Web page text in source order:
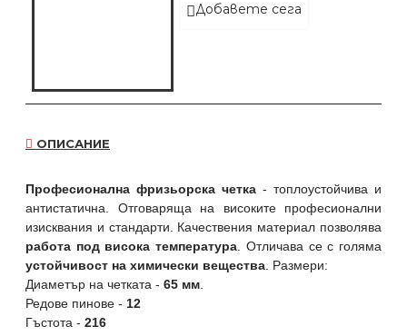
Добавете сега
ОПИСАНИЕ
Професионална фризьорска четка - топлоустойчива и
антистатична. Отговаряща на високите професионални
изисквания и стандарти. Качествения материал позволява
работа под висока температура . Отличава се с голяма
устойчивост на химически вещества . Размери:
Диаметър на четката - 65 мм
Редове пинове - 12
Гъстота - 216